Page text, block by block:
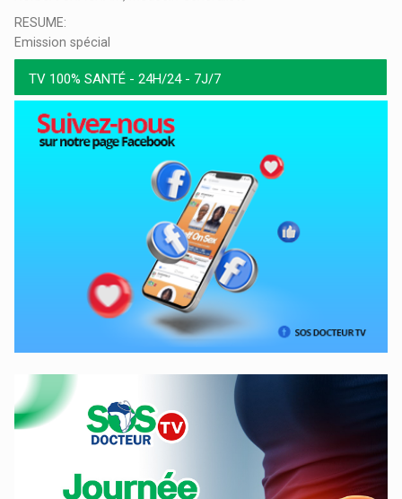
RESUME:
Emission spécial
TV 100% SANTÉ - 24H/24 - 7J/7